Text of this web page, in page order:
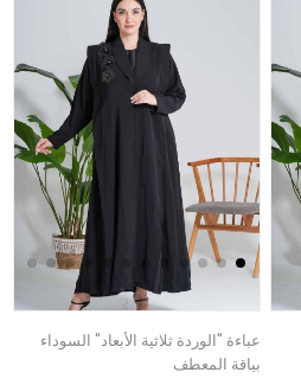
عباءة "الوردة ثلاثية الأبعاد" السوداء
بياقة المعطف